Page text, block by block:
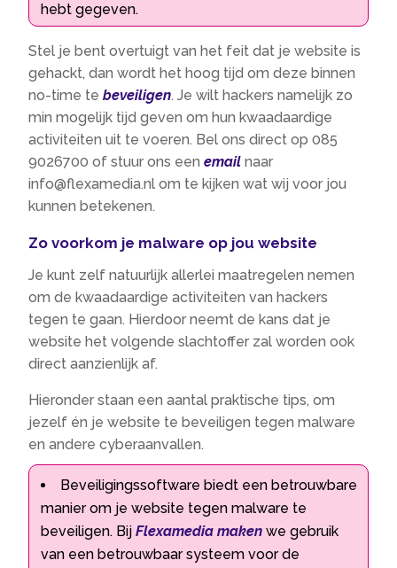
hebt gegeven.
Stel je bent overtuigt van het feit dat je website is
gehackt, dan wordt het hoog tijd om deze binnen
no-time tebeveiligen. Je wilt hackers namelijk zo
min mogelijk tijd geven om hun kwaadaardige
activiteiten uit te voeren. Bel ons direct op 085
9026700 of stuur ons eenemail naar
info@flexamedia.nl om te kijken wat wij voor jou
kunnen betekenen.
Zo voorkom je malware op jou website
Je kunt zelf natuurlijk allerlei maatregelen nemen
om de kwaadaardige activiteiten van hackers
tegen te gaan. Hierdoor neemt de kans dat je
website het volgende slachtoffer zal worden ook
direct aanzienlijk af.
Hieronder staan een aantal praktische tips, om
jezelf én je website te beveiligen tegen malware
en andere cyberaanvallen.
Beveiligingssoftware biedt een betrouwbare
manier om je website tegen malware te
beveiligen. BijFlexamedia maken we gebruik
van een betrouwbaar systeem voor de